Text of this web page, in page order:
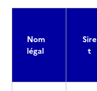
Nom
légal
Sire
t